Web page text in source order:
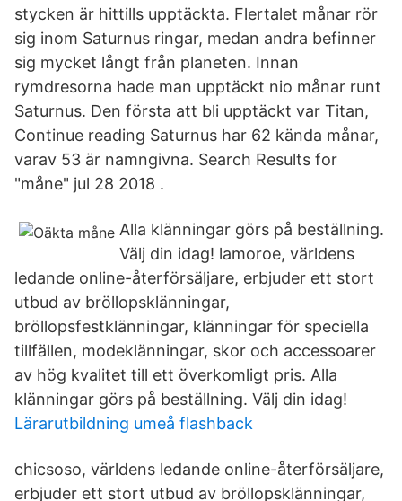
stycken är hittills upptäckta. Flertalet månar rör
sig inom Saturnus ringar, medan andra befinner
sig mycket långt från planeten. Innan
rymdresorna hade man upptäckt nio månar runt
Saturnus. Den första att bli upptäckt var Titan,
Continue reading Saturnus har 62 kända månar,
varav 53 är namngivna. Search Results for
"måne" jul 28 2018 .
Alla klänningar görs på beställning.
Välj din idag! lamoroe, världens
ledande online-återförsäljare, erbjuder ett stort
utbud av bröllopsklänningar,
bröllopsfestklänningar, klänningar för speciella
tillfällen, modeklänningar, skor och accessoarer
av hög kvalitet till ett överkomligt pris. Alla
klänningar görs på beställning. Välj din idag!
Lärarutbildning umeå flashback
chicsoso, världens ledande online-återförsäljare,
erbjuder ett stort utbud av bröllopsklänningar,